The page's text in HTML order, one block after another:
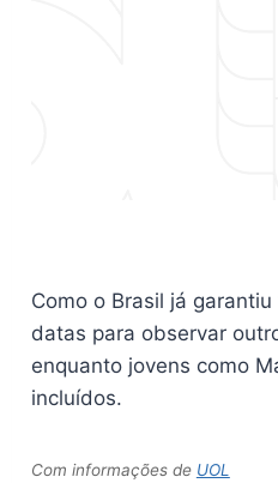
Como o Brasil já
datas para observar
enquanto jovens como
incluídos.
Com informações de UOL